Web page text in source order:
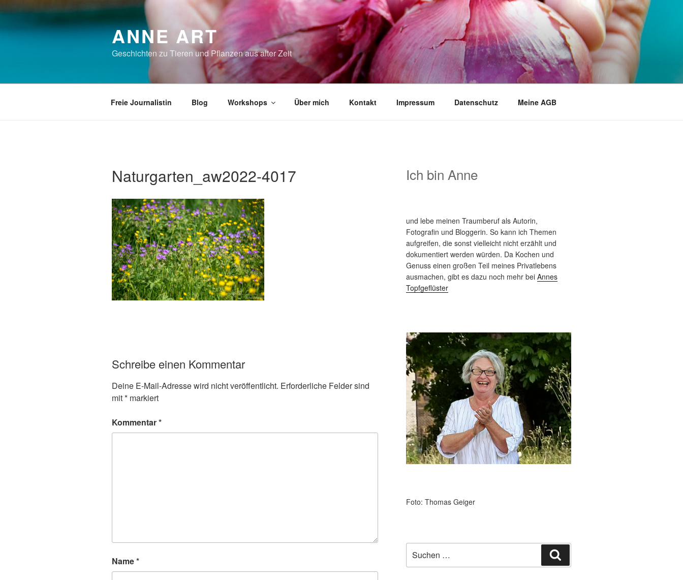
Zum
Inhalt
springen
ANNE ART
Geschichten zu Tieren und Pflanzen aus alter Zeit
Freie Journalistin Blog Workshops Über mich Kontakt Impressum Datenschutz Meine AGB
Naturgarten_aw2022-4017
Schreibe einen Kommentar
Deine E-Mail-Adresse wird nicht veröffentlicht. Erforderliche Felder sind
mit* markiert
Kommentar*
Name*
Ich bin Anne
und lebe meinen Traumberuf als Autorin,
Fotografin und Bloggerin. So kann ich Themen
aufgreifen, die sonst vielleicht nicht erzählt und
dokumentiert werden würden. Da Kochen und
Genuss einen großen Teil meines Privatlebens
ausmachen, gibt es dazu noch mehr bei Annes
Topfgeflüster
Foto: Thomas Geiger
nach: